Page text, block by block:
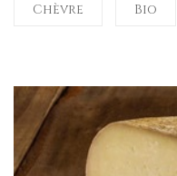
Chèvre Bio